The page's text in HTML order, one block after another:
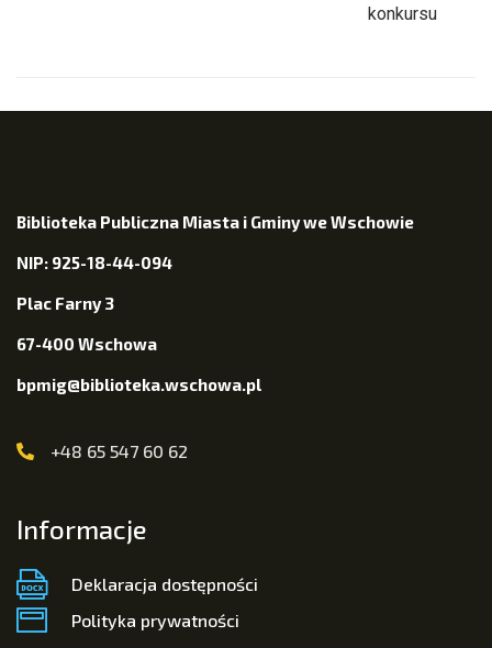
konkursu
Biblioteka Publiczna Miasta i Gminy we Wschowie
NIP: 925-18-44-094
Plac Farny 3
67-400 Wschowa
bpmig@biblioteka.wschowa.pl
+48 65 547 60 62
Informacje
Deklaracja dostępności
Polityka prywatności